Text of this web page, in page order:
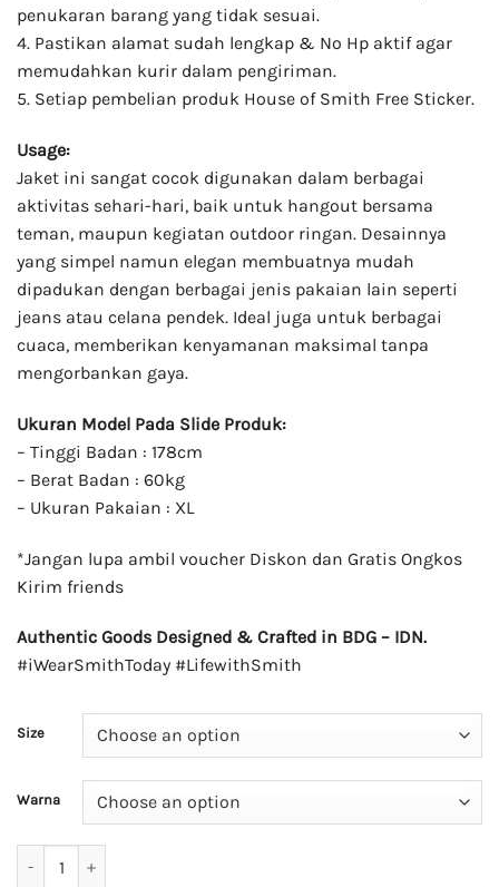
penukaran barang yang tidak sesuai.
4. Pastikan alamat sudah lengkap & No Hp aktif agar
memudahkan kurir dalam pengiriman.
5. Setiap pembelian produk House of Smith Free Sticker.
Usage:
Jaket ini sangat cocok digunakan dalam berbagai
aktivitas sehari-hari, baik untuk hangout bersama
teman, maupun kegiatan outdoor ringan. Desainnya
yang simpel namun elegan membuatnya mudah
dipadukan dengan berbagai jenis pakaian lain seperti
jeans atau celana pendek. Ideal juga untuk berbagai
cuaca, memberikan kenyamanan maksimal tanpa
mengorbankan gaya.
Ukuran Model Pada Slide Produk:
– Tinggi Badan : 178cm
– Berat Badan : 60kg
– Ukuran Pakaian : XL
*Jangan lupa ambil voucher Diskon dan Gratis Ongkos
Kirim friends
Authentic Goods Designed & Crafted in BDG – IDN.
#iWearSmithToday #LifewithSmith
Size
Warna